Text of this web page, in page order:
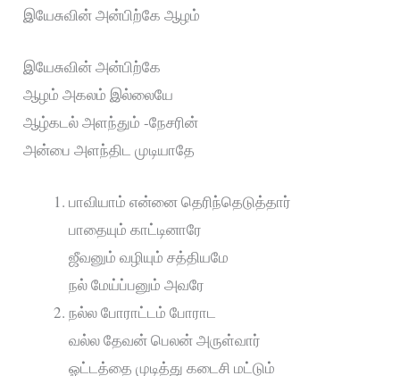
இயேசுவின் அன்பிற்கே ஆழம்
இயேசுவின் அன்பிற்கே
ஆழம் அகலம் இல்லையே
ஆழ்கடல் அளந்தும் -நேசரின்
அன்பை அளந்திட முடியாதே
பாவியாம் என்னை தெரிந்தெடுத்தார்
பாதையும் காட்டினாரே
ஜீவனும் வழியும் சத்தியமே
நல் மேய்ப்பனும் அவரே
நல்ல போராட்டம் போராட
வல்ல தேவன் பெலன் அருள்வார்
ஓட்டத்தை முடித்து கடைசி மட்டும்